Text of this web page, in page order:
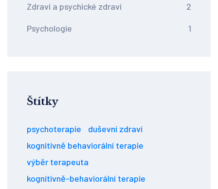
Zdraví a psychické zdraví 2
Psychologie 1
Štítky
psychoterapie
duševní zdraví
kognitivně behaviorální terapie
výběr terapeuta
kognitivně-behaviorální terapie